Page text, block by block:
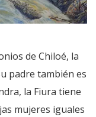
de Chiloé, la
padre también es
la Fiura tiene
mujeres iguales